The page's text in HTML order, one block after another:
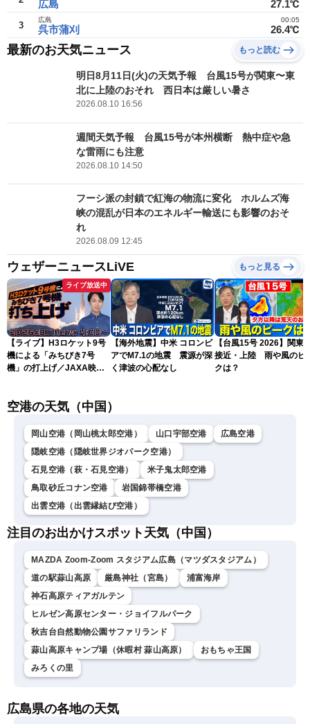
広島 27.1℃
3 呉市蒲刈
広島
26.4℃
00:05
最新のお天気ニュース もっと読む
明日8月11日(火)の天気予報 台風15号が関東〜東
北に上陸のおそれ 西日本は厳しい暑さ
2026.08.10 16:56
週間天気予報 台風15号が本州横断 熱中症や急
な雷雨にも注意
2026.08.10 14:50
フーシ派の封鎖で紅海の物流に変化 ホルムズ海
峡の混乱が日本のエネルギー輸送にも影響のおそ
れ
2026.08.09 12:45
ウェザーニュースLiVE もっと見る
ライブ放送中
【ライブ】H3ロケット9号
機による「みちびき7号
機」の打上げ／JAXA映像
ス・地震情報 〈ウェザーニ
吉貴文〉
【海外地震】中米 コロンビ
アでM7.1の地震 震源が深
く津波の心配なし
【台風15号 2026】関東
接近・上陸 雨や風のピ
クは？
空港の天気（中国）
岡山空港（岡山桃太郎空港） 山口宇部空港
広島空港
隠岐空港（隠岐世界ジオパーク空港）
石見空港（萩・石見空港）
米子鬼太郎空港
鳥取砂丘コナン空港
岩国錦帯橋空港
出雲空港（出雲縁結び空港）
注目のお出かけスポット天気（中国）
MAZDA Zoom-Zoom スタジアム広島（マツダスタジアム）
道の駅蒜山高原
厳島神社（宮島）
浦富海岸
神石高原ティアガルテン
ヒルゼン高原センター・ジョイフルパーク
秋吉台自然動物公園サファリランド
蒜山高原キャンプ場（休暇村 蒜山高原）
おもちゃ王国
みろくの里
広島県の各地の天気